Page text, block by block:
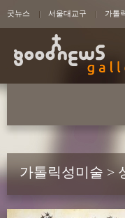
굿뉴스 서울대교구 가톨
가톨릭성미술 >